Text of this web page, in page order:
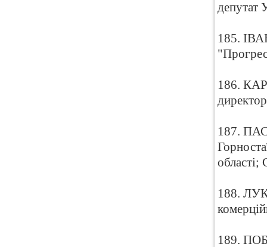
депутат
185.
186.
187.
188.
189.